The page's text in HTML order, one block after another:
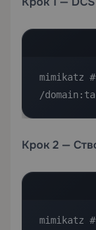
mimikatz
/
Крок 2 —
mimikatz